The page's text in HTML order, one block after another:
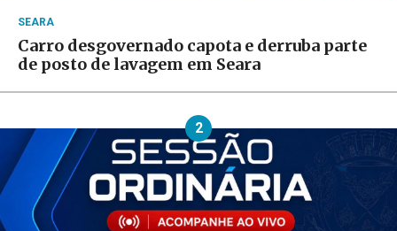
SEARA
Carro desgovernado capota e derruba parte
de posto de lavagem em Seara
2